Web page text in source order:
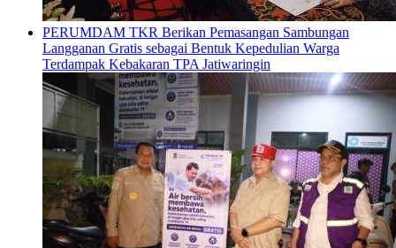
PERUMDAM TKR Berikan Pemasangan Sambungan
Langganan Gratis sebagai Bentuk Kepedulian Warga
Terdampak Kebakaran TPA Jatiwaringin